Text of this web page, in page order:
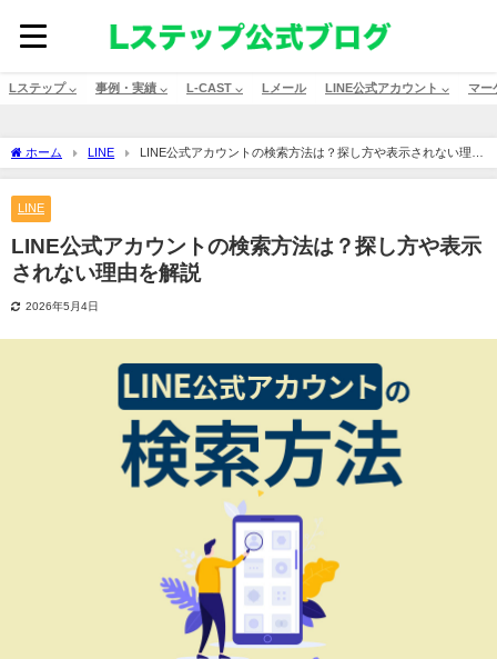
Lステップ ⌵ 事例・実績 ⌵ L-CAST ⌵ Lメール LINE公式アカウント ⌵ マー
ホーム LINE
LINE公式アカウントの検索方法は？探し方や表示されない理由
を解説
LINE
LINE公式アカウントの検索方法は？探し方や表示
されない理由を解説
2026年5月4日